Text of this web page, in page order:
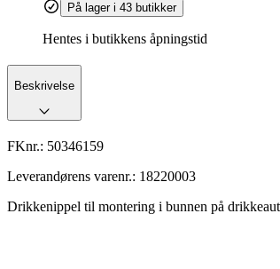
På lager i 43 butikker
Hentes i butikkens åpningstid
Beskrivelse
FKnr.: 50346159
Leverandørens varenr.: 18220003
Drikkenippel til montering i bunnen på